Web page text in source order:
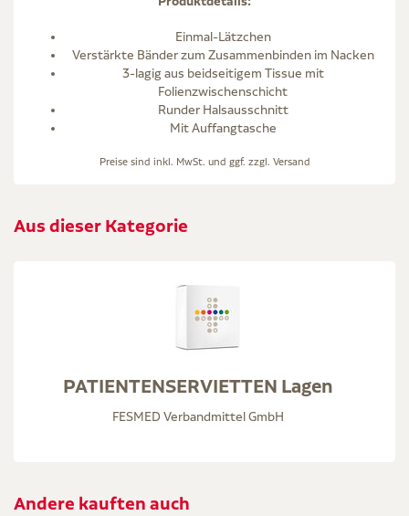
Einmal-Lätzchen
Verstärkte Bänder zum Zusammenbinden im Nacken
3-lagig aus beidseitigem Tissue mit
Folienzwischenschicht
Runder Halsausschnitt
Mit Auffangtasche
Preise sind inkl. MwSt. und ggf. zzgl. Versand
Aus dieser Kategorie
PATIENTENSERVIETTEN Lagen
FESMED Verbandmittel GmbH
Andere kauften auch